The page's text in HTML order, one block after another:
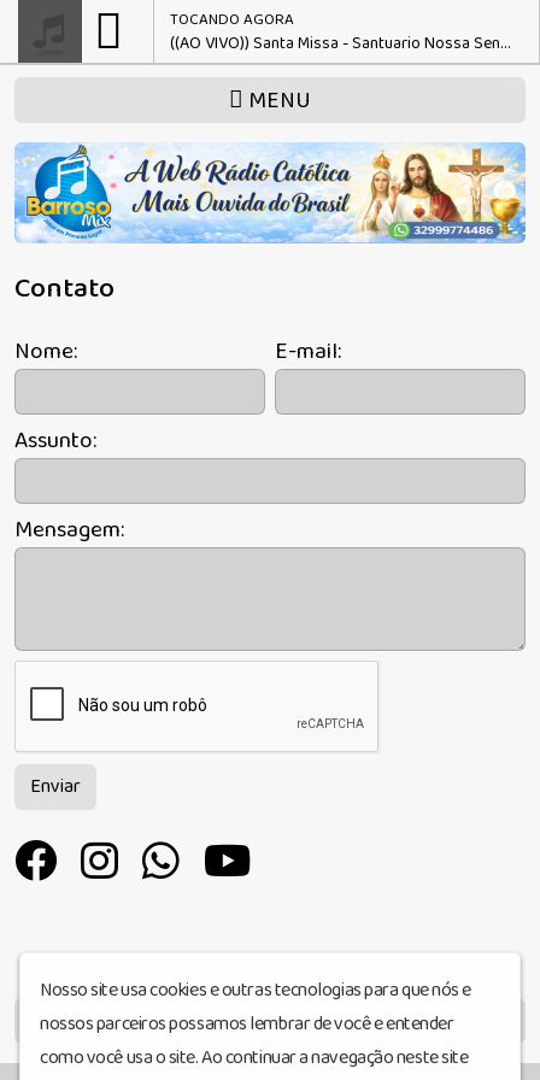
TOCANDO AGORA
((AO VIVO)) Santa Missa - Santuario Nossa Senhora de Guadalupe - Curitiba PR
MENU
Contato
Nome: E-mail:
Assunto:
Mensagem:
Enviar
MENU
Nosso site usa cookies e outras tecnologias para que nós e
nossos parceiros possamos lembrar de você e entender
como você usa o site. Ao continuar a navegação neste site